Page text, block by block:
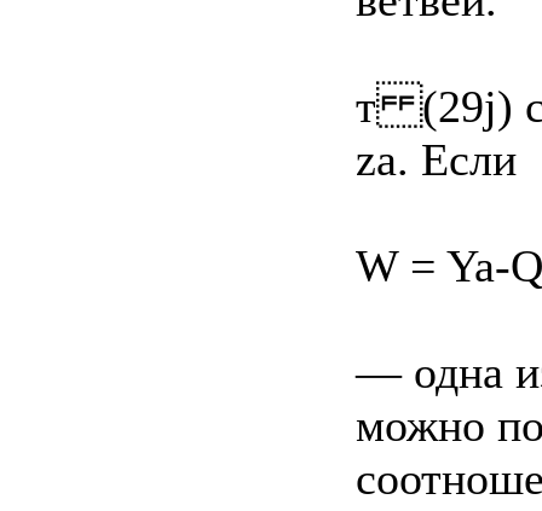
т (29j)
za. Если
W = Ya-
— одна
можно